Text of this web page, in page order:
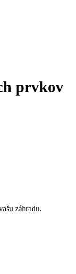
prvkov
záhradu.